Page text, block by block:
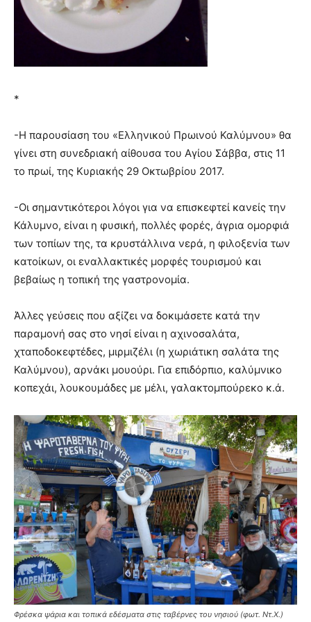
*
-Η παρουσίαση του «Ελληνικού Πρωινού Καλύμνου» θα
γίνει στη συνεδριακή αίθουσα του Αγίου Σάββα, στις 11
το πρωί, της Κυριακής 29 Οκτωβρίου 2017.
-Οι σημαντικότεροι λόγοι για να επισκεφτεί κανείς την
Κάλυμνο, είναι η φυσική, πολλές φορές, άγρια ομορφιά
των τοπίων της, τα κρυστάλλινα νερά, η φιλοξενία των
κατοίκων, οι εναλλακτικές μορφές τουρισμού και
βεβαίως η τοπική της γαστρονομία.
Άλλες γεύσεις που αξίζει να δοκιμάσετε κατά την
παραμονή σας στο νησί είναι η αχινοσαλάτα,
χταποδοκεφτέδες, μιρμιζέλι (η χωριάτικη σαλάτα της
Καλύμνου), αρνάκι μουούρι. Για επιδόρπιο, καλύμνικο
κοπεχάι, λουκουμάδες με μέλι, γαλακτομπούρεκο κ.ά.
Φρέσκα ψάρια και τοπικά εδέσματα στις ταβέρνες του νησιού (φωτ. Ντ.Χ.)